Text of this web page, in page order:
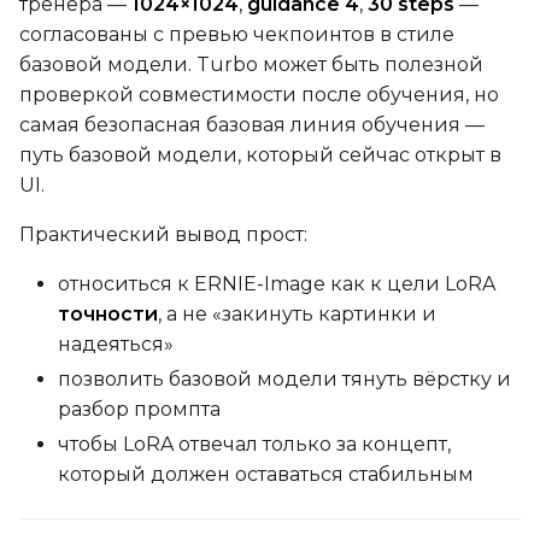
Dataset1
Target Dataset
Select...
согласованы с превью чекпоинтов в стиле
базовой модели. Turbo может быть полезной
проверкой совместимости после обучения, но
самая безопасная базовая линия обучения —
путь базовой модели, который сейчас открыт в
UI.
Практический вывод прост:
относиться к ERNIE-Image как к цели LoRA
точности, а не «закинуть картинки и
надеяться»
позволить базовой модели тянуть вёрстку и
разбор промпта
чтобы LoRA отвечал только за концепт,
который должен оставаться стабильным